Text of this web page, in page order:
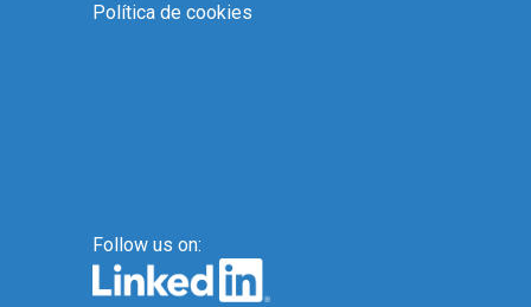
Política de cookies
Follow us on: